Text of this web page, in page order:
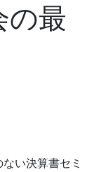
の最
い決算書セミ